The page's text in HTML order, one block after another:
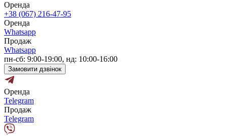
Оренда
+38 (067) 216-47-95
Оренда
Whatsapp
Продаж
Whatsapp
пн-сб: 9:00-19:00, нд: 10:00-16:00
Замовити дзвінок
Оренда
Telegram
Продаж
Telegram